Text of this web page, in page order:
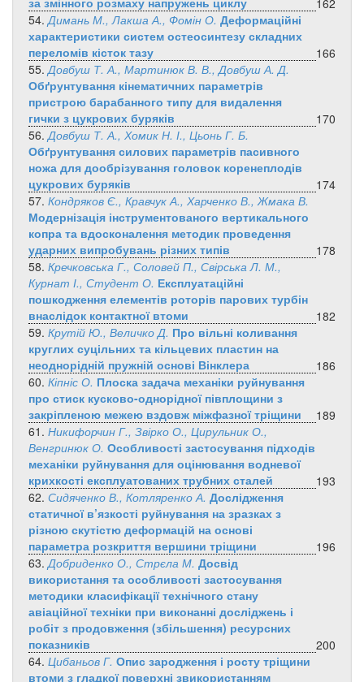
162
54.Димань М., Лакша А., Фомін О. Деформаційні
характеристики систем остеосинтезу складних
переломів кісток тазу
166
55.Довбуш Т. А., Мартинюк В. В., Довбуш А. Д.
Обґрунтування кінематичних параметрів
пристрою барабанного типу для видалення
гички з цукрових буряків
170
56.Довбуш Т. А., Хомик Н. І., Цьонь Г. Б.
Обґрунтування силових параметрів пасивного
ножа для дообрізування головок коренеплодів
цукрових буряків
174
57. Кондряков Є., Кравчук А., Харченко В., Жмака В.
Модернізація інструментованого вертикального
копра та вдосконалення методик проведення
ударних випробувань різних типів
178
58. Кречковська Г., Соловей П., Свірська Л. М.,
Курнат І., Студент О. Експлуатаційні
пошкодження елементів роторів парових турбін
внаслідок контактної втоми
182
59. Крутій Ю., Величко Д. Про вільні коливання
круглих суцільних та кільцевих пластин на
неоднорідній пружній основі Вінклера
186
60. Кіпніс О. Плоска задача механіки руйнування
про стиск кусково-однорідної півплощини з
закріпленою межею вздовж міжфазної тріщини
189
61. Никифорчин Г., Звірко О., Цирульник О.,
Венгринюк О. Особливості застосування підходів
механіки руйнування для оцінювання водневої
крихкості експлуатованих трубних сталей
193
62. Сидяченко В., Котляренко А. Дослідження
статичної в’язкості руйнування на зразках з
різною скутістю деформацій на основі
параметра розкриття вершини тріщини
196
63.Добриденко О., Стрєла М. Досвід
використання та особливості застосування
методики класифікації технічного стану
авіаційної техніки при виконанні досліджень і
робіт з продовження (збільшення) ресурсних
показників
200
64. Цибаньов Г. Опис зародження і росту тріщини
втоми з гладкої поверхні звикористанням